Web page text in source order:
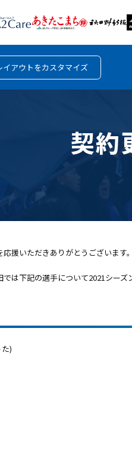
イアウトをカスタマイズ
契約
援いただきありがとうございます。
は下記の選手について2021シー
)